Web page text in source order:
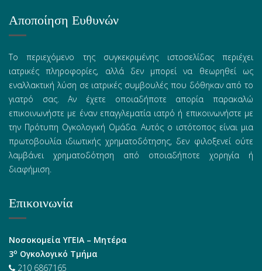
Αποποίηση Ευθυνών
Το περιεχόμενο της συγκεκριμένης ιστοσελίδας περιέχει
ιατρικές πληροφορίες, αλλά δεν μπορεί να θεωρηθεί ως
εναλλακτική λύση σε ιατρικές συμβουλές που δόθηκαν από το
γιατρό σας. Αν έχετε οποιαδήποτε απορία παρακαλώ
επικοινωνήστε με έναν επαγγλεματία ιατρό ή επικοινωνήστε με
την Πρότυπη Ογκολογική Ομάδα. Αυτός ο ιστότοπος είναι μια
πρωτοβουλία ιδιωτικής χρηματοδότησης, δεν φιλοξενεί ούτε
λαμβάνει χρηματοδότηση από οποιαδήποτε χορηγία ή
διαφήμιση.
Επικοινωνία
Νοσοκομεία ΥΓΕΙΑ – Μητέρα
3ο Ογκολογικό Τμήμα
210 6867165